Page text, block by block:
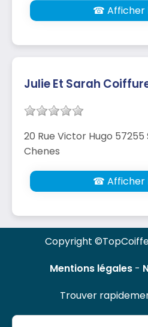
☎ Afficher
Julie Et Sarah
20 Rue Victor Hugo 57255
Chenes
☎ Afficher
Copyright
Mentions légales-
Trouver